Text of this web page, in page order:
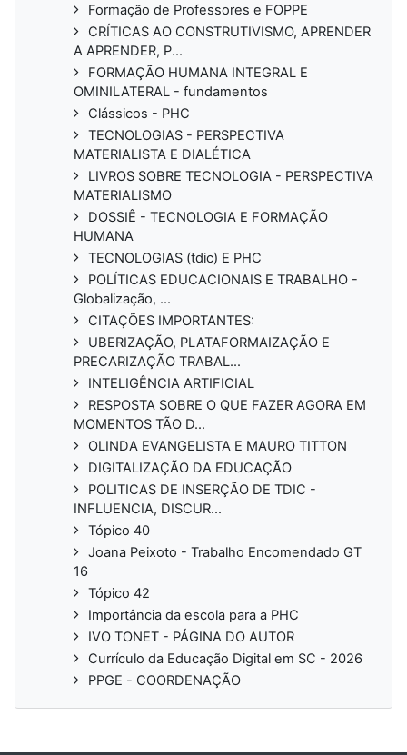
Formação de Professores e FOPPE
CRÍTICAS AO CONSTRUTIVISMO, APRENDER
A APRENDER, P...
FORMAÇÃO HUMANA INTEGRAL E
OMINILATERAL - fundamentos
Clássicos - PHC
TECNOLOGIAS - PERSPECTIVA
MATERIALISTA E DIALÉTICA
LIVROS SOBRE TECNOLOGIA - PERSPECTIVA
MATERIALISMO
DOSSIÊ - TECNOLOGIA E FORMAÇÃO
HUMANA
TECNOLOGIAS (tdic) E PHC
POLÍTICAS EDUCACIONAIS E TRABALHO -
Globalização, ...
CITAÇÕES IMPORTANTES:
UBERIZAÇÃO, PLATAFORMAIZAÇÃO E
PRECARIZAÇÃO TRABAL...
INTELIGÊNCIA ARTIFICIAL
RESPOSTA SOBRE O QUE FAZER AGORA EM
MOMENTOS TÃO D...
OLINDA EVANGELISTA E MAURO TITTON
DIGITALIZAÇÃO DA EDUCAÇÃO
POLITICAS DE INSERÇÃO DE TDIC -
INFLUENCIA, DISCUR...
Tópico 40
Joana Peixoto - Trabalho Encomendado GT
16
Tópico 42
Importância da escola para a PHC
IVO TONET - PÁGINA DO AUTOR
Currículo da Educação Digital em SC - 2026
PPGE - COORDENAÇÃO